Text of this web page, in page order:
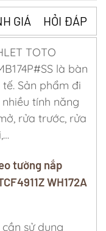
GIÁ HỎI ĐÁP
TOTO
là bàn
Sản phẩm đi
tính năng
rửa trước, rửa
tường nắp
WH172A
sử dụng